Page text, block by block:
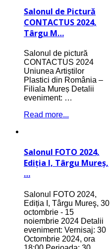
Salonul de Pictură
CONTACTUS 2024,
Târgu M…
Salonul de pictură
CONTACTUS 2024
Uniunea Artiștilor
Plastici din România –
Filiala Mureș Detalii
eveniment: …
Read more...
Salonul FOTO 2024,
Ediția I, Târgu Mureş,
…
Salonul FOTO 2024,
Ediția I, Târgu Mureş, 30
octombrie - 15
noiembrie 2024 Detalii
eveniment: Vernisaj: 30
Octombrie 2024, ora